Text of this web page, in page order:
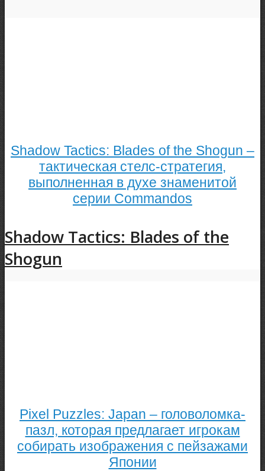
Shadow Tactics: Blades of the Shogun –
тактическая стелс-стратегия,
выполненная в духе знаменитой
серии Commandos
Shadow Tactics: Blades of the
Shogun
Pixel Puzzles: Japan – головоломка-
пазл, которая предлагает игрокам
собирать изображения с пейзажами
Японии